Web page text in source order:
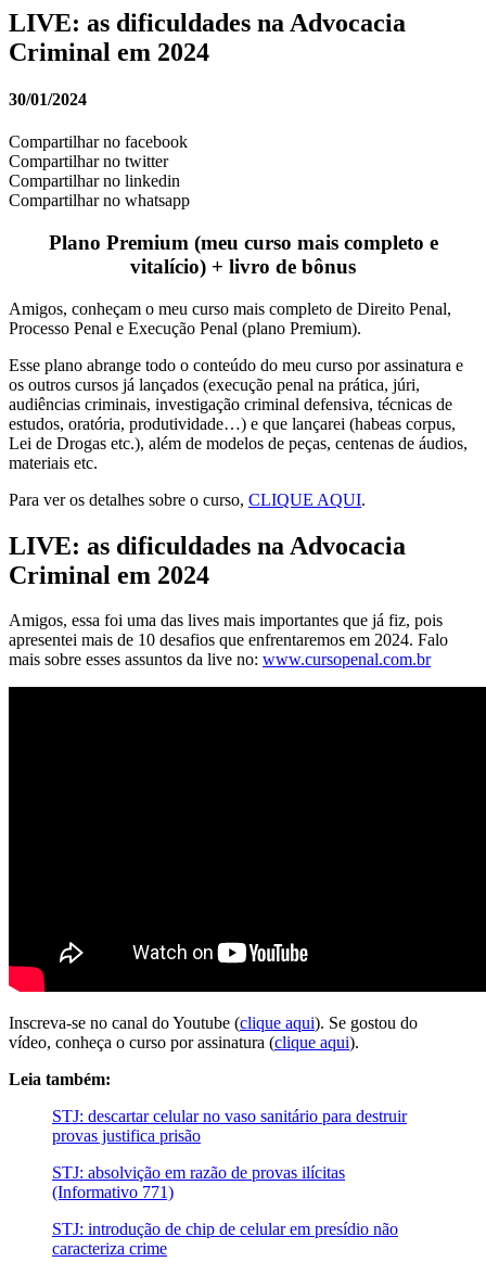
LIVE: as dificuldades na Advocacia
Criminal em 2024
30/01/2024
Compartilhar no facebook
Compartilhar no twitter
Compartilhar no linkedin
Compartilhar no whatsapp
Plano Premium (meu curso mais completo e
vitalício) + livro de bônus
Amigos, conheçam o meu curso mais completo de Direito Penal,
Processo Penal e Execução Penal (plano Premium).
Esse plano abrange todo o conteúdo do meu curso por assinatura e
os outros cursos já lançados (execução penal na prática, júri,
audiências criminais, investigação criminal defensiva, técnicas de
estudos, oratória, produtividade…) e que lançarei (habeas corpus,
Lei de Drogas etc.), além de modelos de peças, centenas de áudios,
materiais etc.
Para ver os detalhes sobre o curso, CLIQUE AQUI.
LIVE: as dificuldades na Advocacia
Criminal em 2024
Amigos, essa foi uma das lives mais importantes que já fiz, pois
apresentei mais de 10 desafios que enfrentaremos em 2024. Falo
mais sobre esses assuntos da live no: www.cursopenal.com.br
Inscreva-se no canal do Youtube (clique aqui). Se gostou do
vídeo, conheça o curso por assinatura (clique aqui).
Leia também:
STJ: descartar celular no vaso sanitário para destruir
provas justifica prisão
STJ: absolvição em razão de provas ilícitas
(Informativo 771)
STJ: introdução de chip de celular em presídio não
caracteriza crime